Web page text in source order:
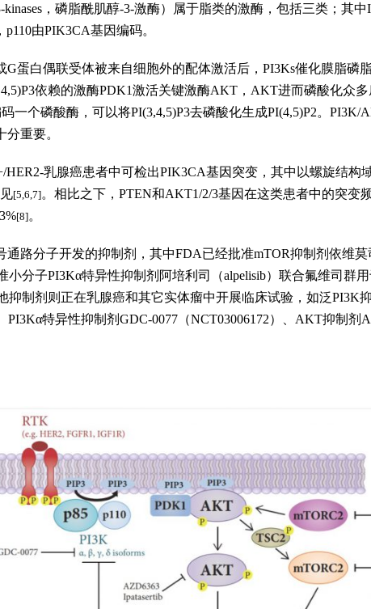
kinases，磷脂酰肌醇-3-激酶）属于脂类的激酶，包括三类；其
由PIK3CA基因编码。
蛋白偶联受体被来自细胞外的配体激活后，PI3Ks催化膜脂磷
依赖的激酶PDK1激活关键激酶AKT，AKT进而磷酸化众
一个磷酸酶，可以将PI(3,4,5)P3去磷酸化生成PI(4,5)P2。PI3K/
重要。
HER2-乳腺癌患者中可检出PIK3CA基因突变，其中以螺旋结构
[5,6,7]。相比之下，PTEN和AKT1/2/3基因在这类患者中的突变
[8]。
通路分子开发的抑制剂，其中FDA已经批准mTOR抑制剂依维莫
小分子PI3Kα特异性抑制剂阿培利司（alpelisib）联合氟维司群
抑制剂则正在乳腺癌和其它实体瘤中开展临床试验，如泛PI3K
PI3Kα特异性抑制剂GDC-0077（NCT03006172）、AKT抑制剂